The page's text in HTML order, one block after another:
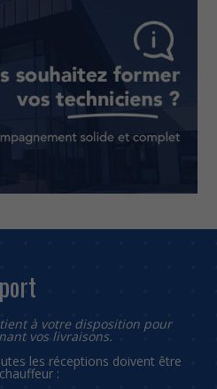
à votre disposition pour
vos livraisons.
les réceptions doivent être
: